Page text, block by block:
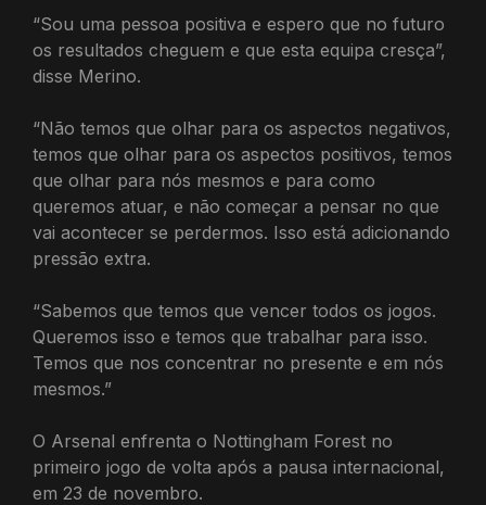
“Sou uma pessoa positiva e espero que no futuro
os resultados cheguem e que esta equipa cresça”,
disse Merino.
“Não temos que olhar para os aspectos negativos,
temos que olhar para os aspectos positivos, temos
que olhar para nós mesmos e para como
queremos atuar, e não começar a pensar no que
vai acontecer se perdermos. Isso está adicionando
pressão extra.
“Sabemos que temos que vencer todos os jogos.
Queremos isso e temos que trabalhar para isso.
Temos que nos concentrar no presente e em nós
mesmos.”
O Arsenal enfrenta o Nottingham Forest no
primeiro jogo de volta após a pausa internacional,
em 23 de novembro.